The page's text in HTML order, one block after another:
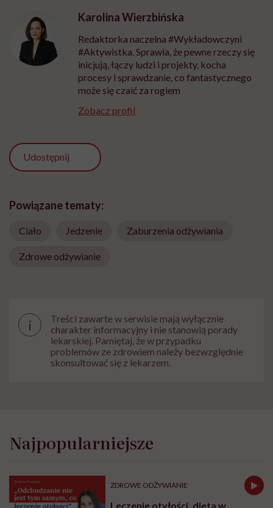
Karolina Wierzbińska
Redaktorka naczelna #Wykładowczyni
#Aktywistka. Sprawia, że pewne rzeczy się
inicjują, łączy ludzi i projekty, kocha
procesy i sprawdzanie, co fantastycznego
może się czaić za rogiem
Zobacz profil
Udostępnij
Powiązane tematy:
Ciało Jedzenie Zaburzenia odżywiania
Zdrowe odżywianie
i
Treści zawarte w serwisie mają wyłącznie
charakter informacyjny i nie stanowią porady
lekarskiej. Pamiętaj, że w przypadku
problemów ze zdrowiem należy bezwzględnie
skonsultować się z lekarzem.
Najpopularniejsze
ZDROWE ODŻYWIANIE
Leczenie otyłości, dieta w